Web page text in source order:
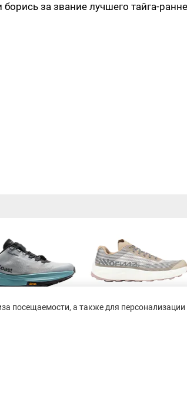
за звание лучшего тайга-
а также для персонализации